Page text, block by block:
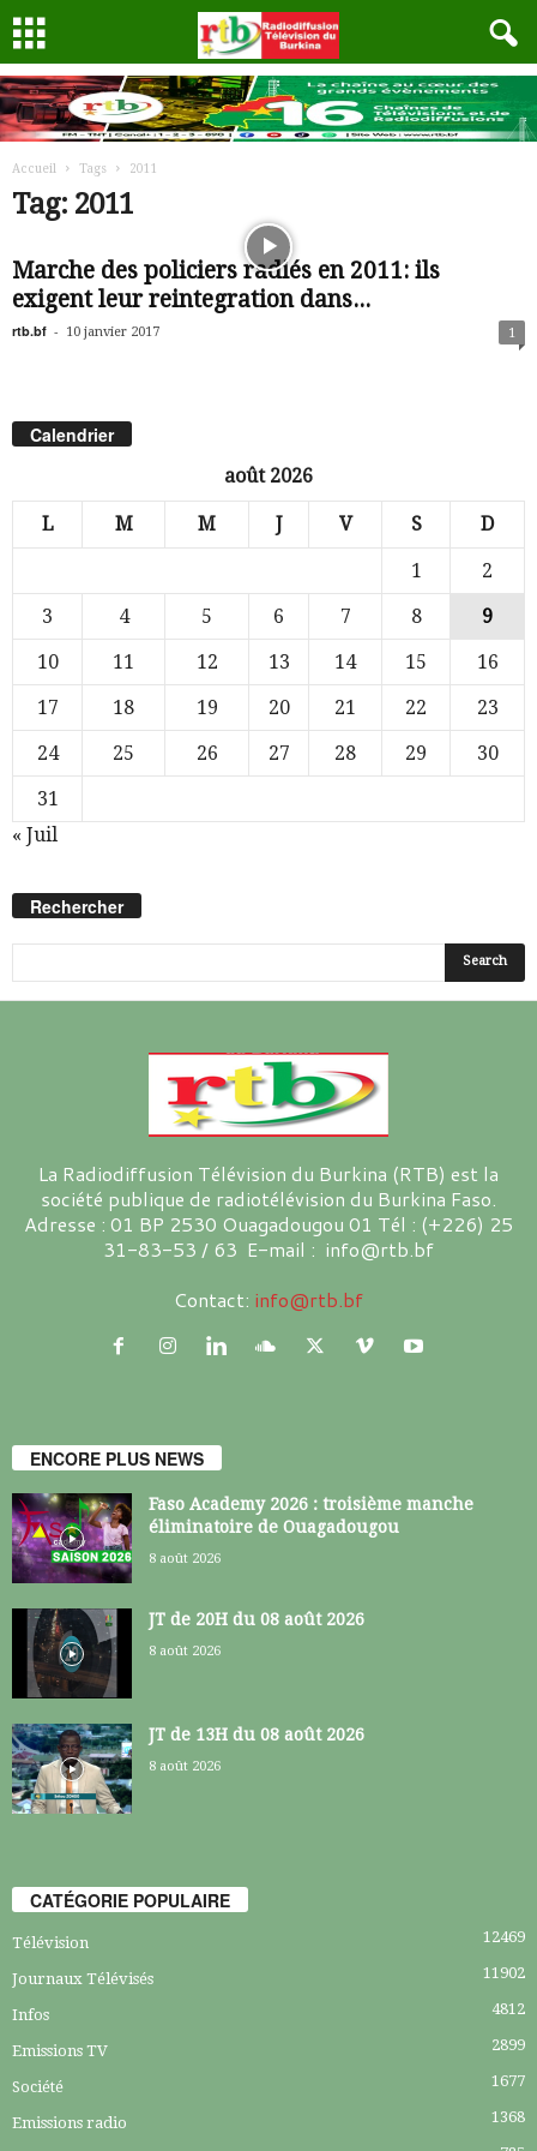
Accueil Tags 2011
Tag: 2011
Marche des policiers radiés en 2011: ils
exigent leur reintegration dans...
rtb.bf - 10 janvier 2017 1
Calendrier
août 2026
L M M J V S D
1
2
3
4 5 6 7 8
9
10
11 12 13 14 15
16
17
18 19 20 21 22
23
24
25 26 27 28 29
30
31
« Juil
Rechercher
La Radiodiffusion Télévision du Burkina (RTB) est la
société publique de radiotélévision du Burkina Faso.
Adresse : 01 BP 2530 Ouagadougou 01 Tél : (+226) 25
31-83-53 / 63 E-mail : info@rtb.bf
Contact: info@rtb.bf
ENCORE PLUS NEWS
Faso Academy 2026 : troisième manche
éliminatoire de Ouagadougou
8 août 2026
JT de 20H du 08 août 2026
8 août 2026
JT de 13H du 08 août 2026
8 août 2026
CATÉGORIE POPULAIRE
Télévision 12469
Journaux Télévisés 11902
Infos 4812
Emissions TV 2899
Société 1677
Emissions radio 1368